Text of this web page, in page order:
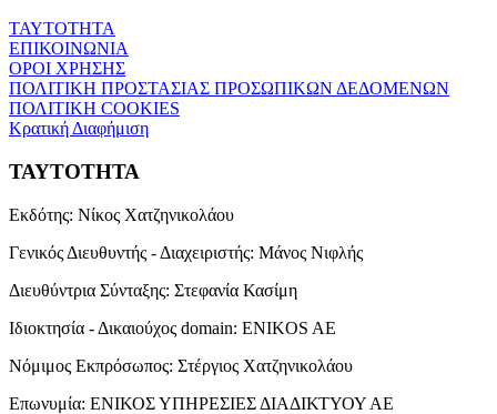
ΤΑΥΤΟΤΗΤΑ
ΕΠΙΚΟΙΝΩΝΙΑ
ΟΡΟΙ ΧΡΗΣΗΣ
ΠΟΛΙΤΙΚΗ ΠΡΟΣΤΑΣΙΑΣ ΠΡΟΣΩΠΙΚΩΝ ΔΕΔΟΜΕΝΩΝ
ΠΟΛΙΤΙΚΗ COOKIES
Κρατική Διαφήμιση
ΤΑΥΤΟΤΗΤΑ
Εκδότης: Νίκος Χατζηνικολάου
Γενικός Διευθυντής - Διαχειριστής: Μάνος Νιφλής
Διευθύντρια Σύνταξης: Στεφανία Κασίμη
Ιδιοκτησία - Δικαιούχος domain: ENIKOS AE
Νόμιμος Εκπρόσωπος: Στέργιος Χατζηνικολάου
Επωνυμία: ΕΝΙΚΟΣ ΥΠΗΡΕΣΙΕΣ ΔΙΑΔΙΚΤΥΟΥ ΑΕ